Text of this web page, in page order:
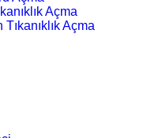
Açma
Açma